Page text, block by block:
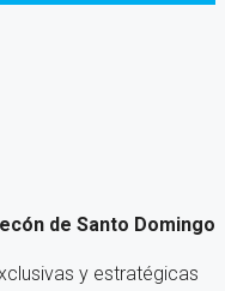
de Santo Domingo
y estratégicas